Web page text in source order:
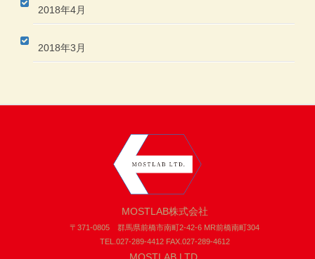
2018年4月
2018年3月
MOSTLAB株式会社
〒371-0805 群馬県前橋市南町2-42-6 MR前橋南町304
TEL.027-289-4412 FAX.027-289-4612
MOSTLAB LTD.